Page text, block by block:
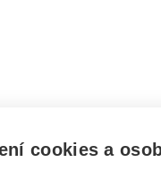
cookies a